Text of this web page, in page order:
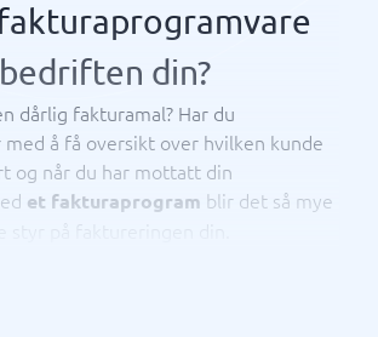
din?
dårlig fakturamal? Har du
å få oversikt over hvilken kunde
og når du har mottatt din
et fakturaprogram blir det så mye
er tilgjengelig i dag i mest